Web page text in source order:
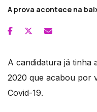
A prova acontece na
A candidatura já tinha
2020 que acabou por
Covid-19.